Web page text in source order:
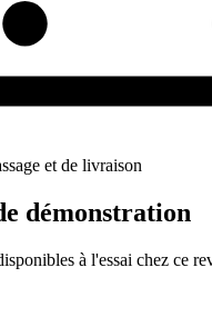
et de livraison
démonstration
à l'essai chez ce